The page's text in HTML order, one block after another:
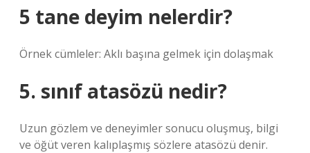
5 tane deyim nelerdir?
Örnek cümleler: Aklı başına gelmek için dolaşmak
5. sınıf atasözü nedir?
Uzun gözlem ve deneyimler sonucu oluşmuş, bilgi
ve öğüt veren kalıplaşmış sözlere atasözü denir.